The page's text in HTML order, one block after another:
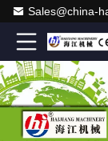
Sales@china-